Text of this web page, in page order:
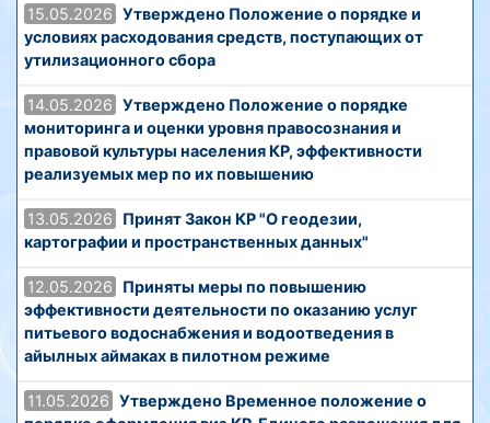
15.05.2026 Утверждено Положение о порядке и
условиях расходования средств, поступающих от
утилизационного сбора
14.05.2026 Утверждено Положение о порядке
мониторинга и оценки уровня правосознания и
правовой культуры населения КР, эффективности
реализуемых мер по их повышению
13.05.2026
Принят Закон КР "О геодезии,
картографии и пространственных данных"
12.05.2026
Приняты меры по повышению
эффективности деятельности по оказанию услуг
питьевого водоснабжения и водоотведения в
айылных аймаках в пилотном режиме
11.05.2026 Утверждено Временное положение о